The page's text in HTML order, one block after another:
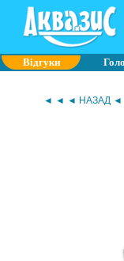
Відгуки
◄ ◄ ◄ НАЗАД